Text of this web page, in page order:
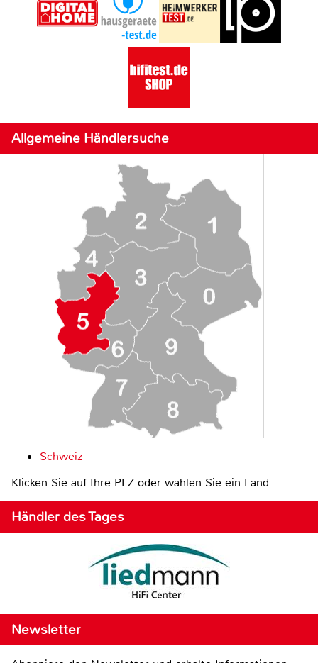
Allgemeine Händlersuche
Schweiz
Klicken Sie auf Ihre PLZ oder wählen Sie ein Land
Händler des Tages
Newsletter